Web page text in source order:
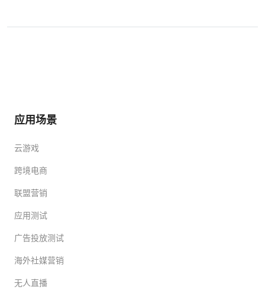
应用场景
云游戏
跨境电商
联盟营销
应用测试
广告投放测试
海外社媒营销
无人直播